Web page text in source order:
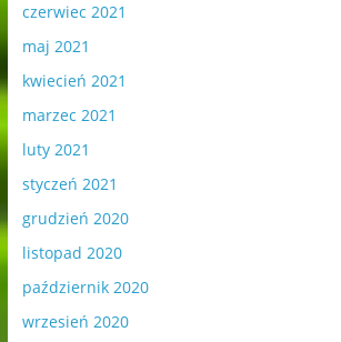
czerwiec 2021
maj 2021
kwiecień 2021
marzec 2021
luty 2021
styczeń 2021
grudzień 2020
listopad 2020
październik 2020
wrzesień 2020